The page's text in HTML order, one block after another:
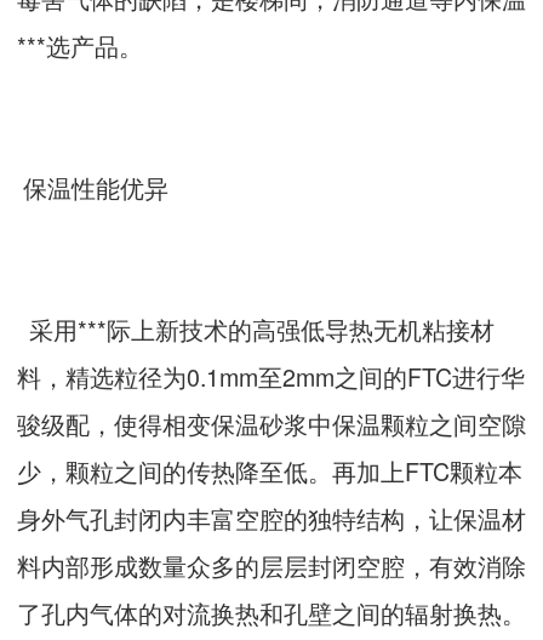
***选产品。
保温性能优异
采用***际上新技术的高强低导热无机粘接材
料，精选粒径为0.1mm至2mm之间的FTC进行华
骏级配，使得相变保温砂浆中保温颗粒之间空隙
少，颗粒之间的传热降至低。再加上FTC颗粒本
身外气孔封闭内丰富空腔的独特结构，让保温材
料内部形成数量众多的层层封闭空腔，有效消除
了孔内气体的对流换热和孔壁之间的辐射换热。